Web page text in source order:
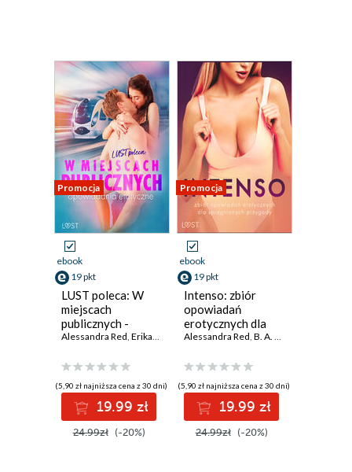
Promocja
ebook
19 pkt
LUST poleca: W
miejscach
publicznych -
opowiadania
Alessandra Red, Erika Svensson ,Catrina Curant, Annah Viki M.
(5,90 zł najniższa cena z 30 dni)
19.99 zł
24.99zł (-20%)
Promocja
ebook
19 pkt
Intenso: zbiór
opowiadań
erotycznych dla
spragnionych
Alessandra Red, B. A. Feder
(5,90 zł najniższa cena z 30 dni)
19.99 zł
24.99zł (-20%)